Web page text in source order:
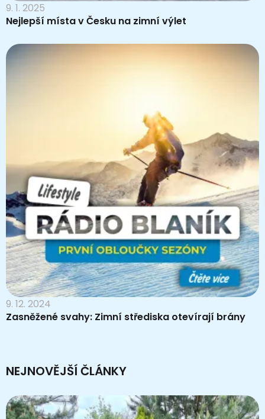
9. 1. 2025
Nejlepší místa v Česku na zimní výlet
9. 12. 2024
Zasněžené svahy: Zimní střediska otevírají brány
NEJNOVĚJŠÍ ČLÁNKY